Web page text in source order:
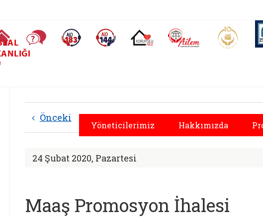
Ana Sayfa Sıkça Sorulan SorularAlo 183 (yeni sekmede açılır)Alo 144 (yeni sekmede açılır)Koruyucu Aile (yeni sekmede açılır)
AİLEM İletişim Aile ve
Yöneticilerimiz Hakkımızda
Hizmetler İl
Önceki
24 Şubat 2020, Pazartesi
Maaş Promosyon İhalesi